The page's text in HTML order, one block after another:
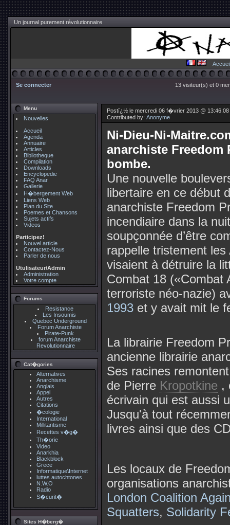
Un journal purement révolutionnaire
Accueil
Se connecter 13 visiteur(s) et 0
Menu
Nouvelles
Accueil
Agenda
Annuaire
Articles
Bibliotheque
Compilation
Downloads
Encyclopedie
FAQ Anar
Gallerie
H�bergement Web
Liens Web
Plan du Site
Poemes et Chansons
Sujets actifs
Videos
Participez!
Nouvel article
Contactez-Nous
Parler de nous
Utulisateur/Admin
Administration
Votre compte
Forums
Resistance
Les Insoumis
Quebec Underground
Forum Anarchiste
Pirate-Punk
forum Anarchiste
Revolutionnaire
Cat�gories
Alternatives
Anarchisme
Anglais
Appel
Autres
Citations
�cologie
International
Millitantisme
Recettes v�g�
Th�orie
Video
Anarkhia
Blackblock
Grece
Informatique\Internet
luttes autochtones
N.W.O
Radio
S�curit�
Sites H�berg�
Postï¿½ le mercredi 06 f�vrier 2013 @
Contributed by: Anonyme
Ni-Dieu-Ni-
anarchiste Freedom
bombe.
Une nouvelle
libertaire en ce début
anarchiste Freedom
incendiaire dans la
soupçonnée d’être
rappelle tristement
visaient à détruire la
Combat 18 («Combat
terroriste néo-nazie)
1993 et y avait mit
La librairie Freedom
ancienne librairie
Ses racines
de Pierre Kropotkine ,
écrivain qui est aussi
Jusqu'à tout
livres ainsi que des
Les locaux de
organisations
London Coalition
Squatters, Solidarity